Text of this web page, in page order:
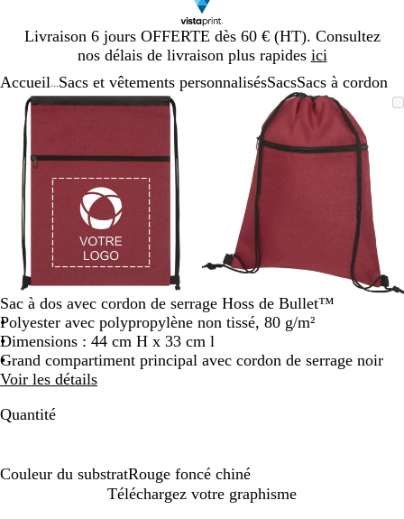
Livraison 6 jours OFFERTE dès 60 € (HT). Consultez
nos délais de livraison plus rapides ici
Diapositive
1
Accueil Sacs et vêtements personnalisésSacsSacs à cordon
Image
Zoom
Cliquez
Utilisez
plus
et
moins
pour
zoomer
et
les
touches
fléchées
pour
faire
défiler
Image
zoomable
Zoom
au
minimum
Cliquez
pour
développer
Utilisez
les
touches
plus
les
fléchées
pour
défiler
Diapositive
Sac à dos avec cordon de serrage Hoss de Bullet™
Polyester avec polypropylène non tissé, 80 g/m²
Dimensions : 44 cm H x 33 cm l
Grand compartiment principal avec cordon de serrage noir
Voir les détails
Quantité
Couleur du substratRouge foncé chiné
Téléchargez votre graphisme